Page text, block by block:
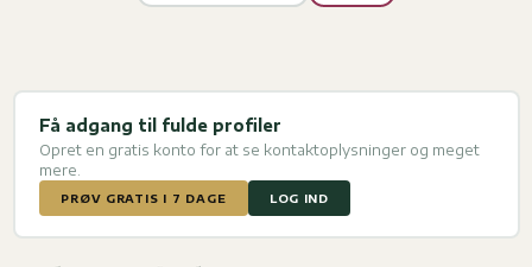
Få adgang til fulde profiler
Opret en gratis konto for at se kontaktoplysninger og meget
mere.
PRØV GRATIS I 7 DAGE LOG IND